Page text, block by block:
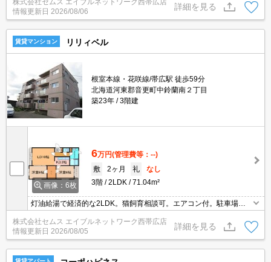
株式会社セムス エイブルネットワーク西帯広店
情報更新日 2026/08/06
詳細を見る
賃貸マンション リリィベル
根室本線・花咲線/帯広駅 徒歩59分
北海道河東郡音更町中鈴蘭南２丁目
築23年
3階建
画像：6枚
6万円(管理費等：--)
敷
2ヶ月 礼
なし
3階
2LDK 71.04m²
灯油給湯で経済的な2LDK。猫飼育相談可。エアコン付。駐車場は
無料で2台完備！音更中心部や帯広方面へのアクセス良好な便利な
立地で、幅広いお客様にオススメです。
株式会社セムス エイブルネットワーク西帯広店
情報更新日 2026/08/05
詳細を見る